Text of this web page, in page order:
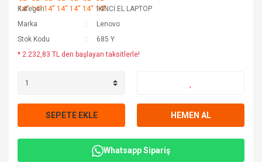
Kategori
İKİNCİ EL LAPTOP
Marka
Lenovo
Stok Kodu
685 Y
* 2.232,83 TL den başlayan taksitlerle!
SEPETE EKLE HEMEN AL
Whatsapp Sipariş